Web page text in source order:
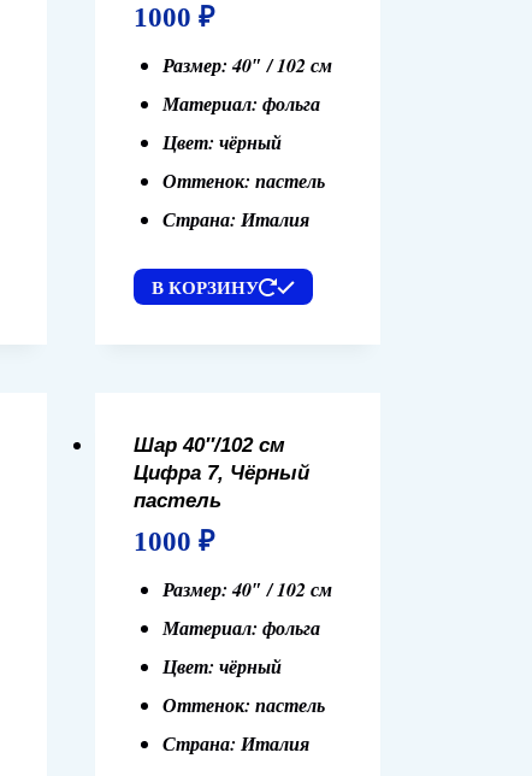
1000 ₽
Размер: 40″ / 102 см
Материал: фольга
Цвет: чёрный
Оттенок: пастель
Страна: Италия
В КОРЗИНУ
Шар 40″/102 см
Цифра 7, Чёрный
пастель
1000 ₽
Размер: 40″ / 102 см
Материал: фольга
Цвет: чёрный
Оттенок: пастель
Страна: Италия